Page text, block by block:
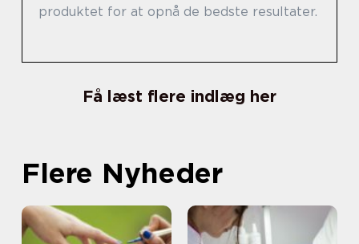
produktet for at opnå de bedste resultater.
Få læst flere indlæg her
Flere Nyheder